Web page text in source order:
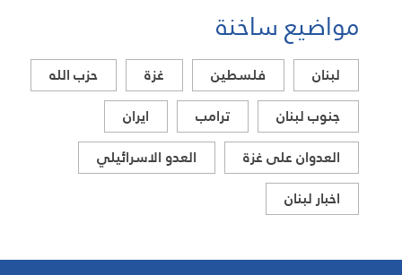
مواضيع ساخنة
لبنان فلسطين غزة
حزب الله
جنوب لبنان
ترامب
ايران
العدوان على غزة
العدو الاسرائيلي
اخبار لبنان